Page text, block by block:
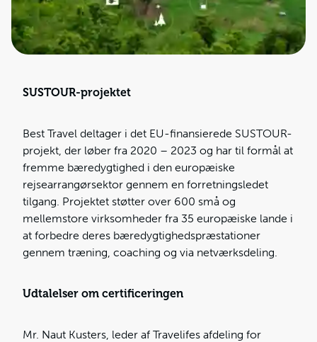
SUSTOUR-projektet
Best Travel deltager i det EU-finansierede SUSTOUR-
projekt, der løber fra 2020 – 2023 og har til formål at
fremme bæredygtighed i den europæiske
rejsearrangørsektor gennem en forretningsledet
tilgang. Projektet støtter over 600 små og
mellemstore virksomheder fra 35 europæiske lande i
at forbedre deres bæredygtighedspræstationer
gennem træning, coaching og via netværksdeling.
Udtalelser om certificeringen
Mr. Naut Kusters, leder af Travelifes afdeling for